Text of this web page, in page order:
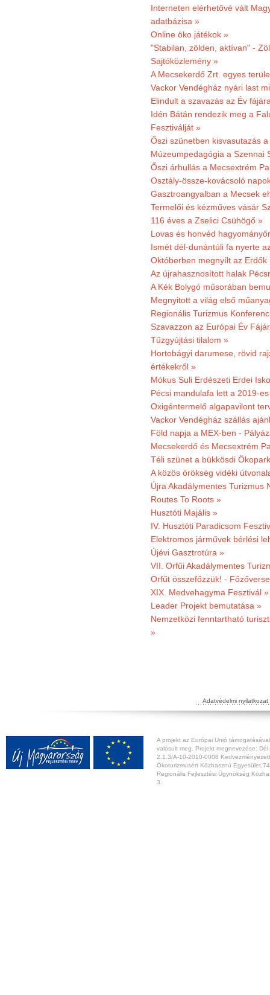
Interneten elérhetővé vált
adatbázisa »
Online öko játékok »
"Stabilan, zölden, aktívan" -
Sajtóközlemény »
A Mecsekerdő Zrt. egyes
Vackor Vendégház nyári last
Elindult a szavazás az Év
Idén Bátán rendezik meg a
Fesztiválját »
Őszi szünetben kisvasutazás
Múzeumpedagógia a Szennai
Őszi árhullás a Mecsextrém
Osztály-össze-kovácsoló
Gasztroangyalban a Mecsek
Termelői és kézműves vásár
116 éves a Zselici Csühögő »
Lovas és honvéd
Ismét dél-dunántúli fa nyerte
Októberben megnyílt az
Az újrahasznosított halak
A Kék Bolygó műsorában
Megnyitott a világ első
Regionális Turizmus
Szavazzon az Európai Év
Tűzgyújtási tilalom »
Hortobágyi darumese, rövid
értékekről »
Mókus Suli Erdészeti Erdei
Pécsi mandulafa lett a 2019-
Oxigéntermelő algapavilont
Vackor Vendégház szállás
Föld napja a MEX-ben -
Mecsekerdő és Mecsextrém
Téli szünet a bükkösdi
A közös örökség vidéki
Újra Akadálymentes Turizmus
Routes To Roots »
Husztóti Majális »
IV. Husztóti Paradicsom
Elektromos járművek bérlési
Újévi Gasztrotúra »
VII. Orfűi Akadálymentes
Orfűt összefőzzük! -
XIX. Medvehagyma Fesztivál »
Leader Projekt bemutatása »
Nemzetközi fenntartható
»
Adatvédelmi nyilatkozat
A projekt az Európai Unió
valósult meg. Projekt megnevezése:
2.1.3/A-10-2010-0008
Ökoturizmusért Közhasznú
Regionális Fejlesztési Ügynökség
3.